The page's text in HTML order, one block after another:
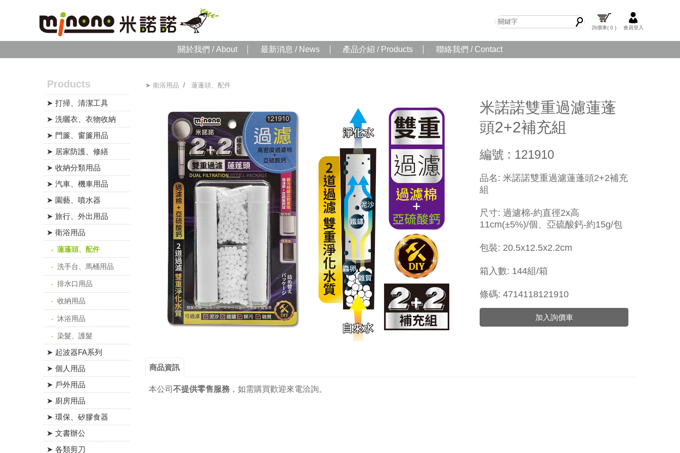
詢價車( 0 ) 會員登入
關於我們 / About 最新消息 / News 產品介紹 / Products 聯絡我們 / Contact
Products
➤ 打掃、清潔工具
➤ 洗曬衣、衣物收納
➤ 門簾、窗簾用品
➤ 居家防護、修繕
➤ 收納分類用品
➤ 汽車、機車用品
➤ 園藝、噴水器
➤ 旅行、外出用品
➤ 衛浴用品
蓮蓬頭、配件
洗手台、馬桶用品
排水口用品
收納用品
沐浴用品
染髮、護髮
➤ 起波器FA系列
➤ 個人用品
➤ 戶外用品
➤ 廚房用品
➤ 環保、矽膠食器
➤ 文書辦公
➤ 各類剪刀
➤ 衛浴用品 / 蓮蓬頭、配件
米諾諾雙重過濾蓮蓬
頭2+2補充組
編號 : 121910
品名: 米諾諾雙重過濾蓮蓬頭2+2補充
組
尺寸: 過濾棉-約直徑2x高
11cm(±5%)/個、亞硫酸鈣-約15g/包
包裝: 20.5x12.5x2.2cm
箱入數: 144組/箱
條碼: 4714118121910
加入詢價車
商品資訊
本公司不提供零售服務 ，如需購買歡迎來電洽詢。